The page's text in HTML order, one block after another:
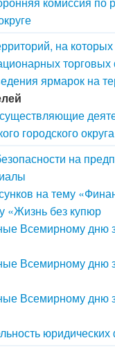
на
торговых
ярмарок на
городского округа
на
на тему
«Жизнь без купюр
Всемирному дню
Всемирному дню
Всемирному дню